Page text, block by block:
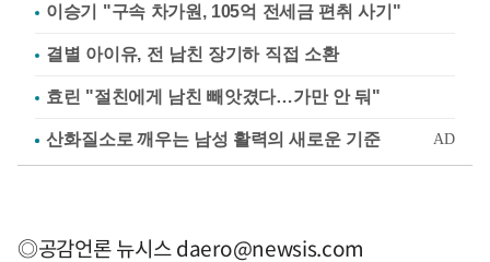
이승기 "구속 차가원, 105억 전세금 편취 사기"
결별 아이유, 전 남친 장기하 직접 소환
효린 "절친에게 남친 빼앗겼다…가만 안 둬"
◎공감언론 뉴시스daero@newsis.com